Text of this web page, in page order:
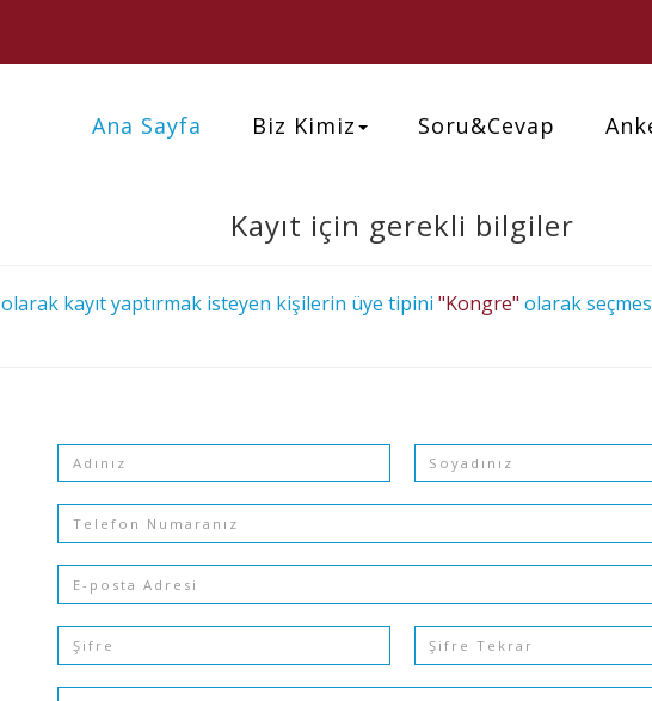
Ana Sayfa Biz Kimiz Soru&Cevap
Kayıt için gerekli bilgiler
olarak kayıt yaptırmak isteyen kişilerin üye tipini "Kongre" olarak
Adı Soyadı
Telefon
Numarası
Eposta
Şifre
Şifre
Tekrar
Ülke